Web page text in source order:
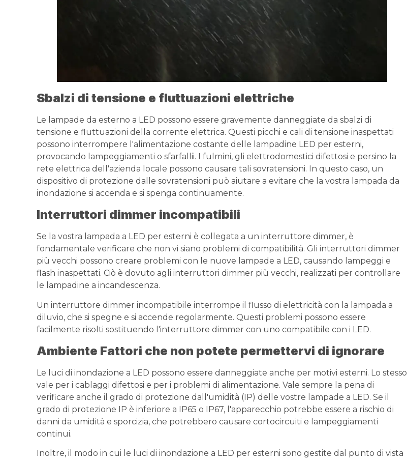
Sbalzi di tensione e fluttuazioni elettriche
Le lampade da esterno a LED possono essere gravemente danneggiate da sbalzi di
tensione e fluttuazioni della corrente elettrica. Questi picchi e cali di tensione inaspettati
possono interrompere l'alimentazione costante delle lampadine LED per esterni,
provocando lampeggiamenti o sfarfallii. I fulmini, gli elettrodomestici difettosi e persino la
rete elettrica dell'azienda locale possono causare tali sovratensioni. In questo caso, un
dispositivo di protezione dalle sovratensioni può aiutare a evitare che la vostra lampada da
inondazione si accenda e si spenga continuamente.
Interruttori dimmer incompatibili
Se la vostra lampada a LED per esterni è collegata a un interruttore dimmer, è
fondamentale verificare che non vi siano problemi di compatibilità. Gli interruttori dimmer
più vecchi possono creare problemi con le nuove lampade a LED, causando lampeggi e
flash inaspettati. Ciò è dovuto agli interruttori dimmer più vecchi, realizzati per controllare
le lampadine a incandescenza.
Un interruttore dimmer incompatibile interrompe il flusso di elettricità con la lampada a
diluvio, che si spegne e si accende regolarmente. Questi problemi possono essere
facilmente risolti sostituendo l'interruttore dimmer con uno compatibile con i LED.
Ambiente Fattori che non potete permettervi di ignorare
Le luci di inondazione a LED possono essere danneggiate anche per motivi esterni. Lo stesso
vale per i cablaggi difettosi e per i problemi di alimentazione. Vale sempre la pena di
verificare anche il grado di protezione dall'umidità (IP) delle vostre lampade a LED. Se il
grado di protezione IP è inferiore a IP65 o IP67, l'apparecchio potrebbe essere a rischio di
danni da umidità e sporcizia, che potrebbero causare cortocircuiti e lampeggiamenti
continui.
Inoltre, il modo in cui le luci di inondazione a LED per esterni sono gestite dal punto di vista